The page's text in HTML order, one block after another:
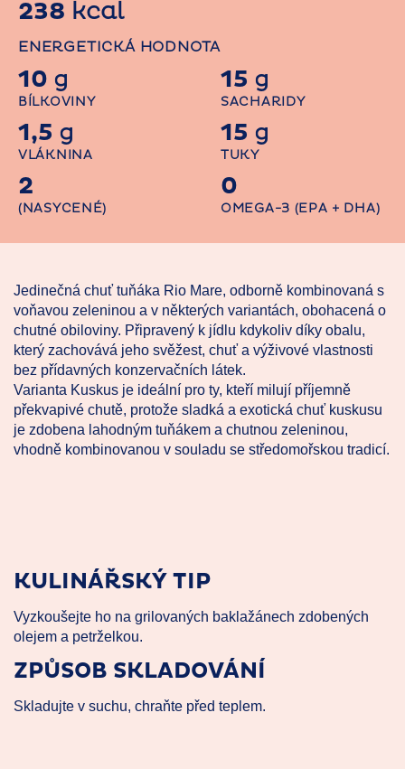
238 kcal
ENERGETICKÁ HODNOTA
10 g
BÍLKOVINY
15 g
SACHARIDY
1,5 g
VLÁKNINA
15 g
TUKY
2
(NASYCENÉ)
0
OMEGA-3 (EPA + DHA)
Jedinečná chuť tuňáka Rio Mare, odborně kombinovaná s
voňavou zeleninou a v některých variantách, obohacená o
chutné obiloviny. Připravený k jídlu kdykoliv díky obalu,
který zachovává jeho svěžest, chuť a výživové vlastnosti
bez přídavných konzervačních látek.
Varianta Kuskus je ideální pro ty, kteří milují příjemně
překvapivé chutě, protože sladká a exotická chuť kuskusu
je zdobena lahodným tuňákem a chutnou zeleninou,
vhodně kombinovanou v souladu se středomořskou tradicí.
KULINÁŘSKÝ TIP
Vyzkoušejte ho na grilovaných baklažánech zdobených
olejem a petrželkou.
ZPŮSOB SKLADOVÁNÍ
Skladujte v suchu, chraňte před teplem.